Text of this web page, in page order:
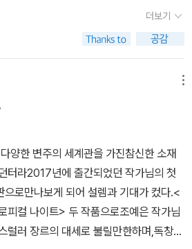
보였습니다.​사이비 종교의 교주와 그를 따
키며 자신의 이익을 추구하는 악의 본질
그리고 그런 교주와 사람들의 끝은 아름
은 단순히 평범한 행복이었을 겁니다 그러
망과는 거리가 멀었고결국 그는 자신의
하게 되죠. 악몽을 꾸고, 소중한 것을 잃
버립니다사이비 종교와 그들의 욕망이
보면서, 악이란 결국 자신만을 위한 욕망
니다사이비 종교의 교주는 자신의 배를
, 그런 교주를 맹신하던 남자는 자신의 삶
안 그래도 요즘 사이비 종교 실태 같은
개정판이 먼저 왔다. 아쉽다.긴 세월이 흐
부분 새롭게 다가왔다.시프트. 고통이나
자 이야기다. 자신의 몸을 통로로 사용하
이나 또 다른 사람에게 옮길 수 있다. 이
복일 수 있지만 누군가에게는 저주일 뿐
을 넘겨준 사람들이고, 저주는 그것을 받
이 세상에 알려진다면 어떤 일이 벌어질
그 능력자는 자신의 삶을 제대로 사는 것
소설처럼 악당들에게 끌려가 돈벌이로
.부자나 권력자들은 자신의 병을 옮기며
병으로 죽을 것이다.소설은 두 인물의 시
의 능력을 본 이창 형사고, 다른 한 명은
더보기
양한 변주의 세계관을 가진참신한 소재
터라2017년에 출간되었던 작가님의 첫
으로만나보게 되어 설렘과 기대가 컸다.​<
피컬 나이트> 두 작품으로조예은 작가님
럴러 장르의 대세로 불릴만한하며,독창성